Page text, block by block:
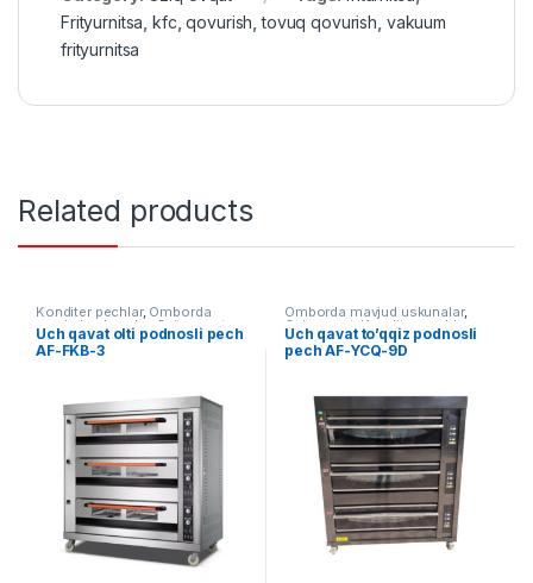
Frityurnitsa, kfc,qovurish,tovuq qovurish, vakuum
frityurnitsa
Related products
Konditer pechlar, Omborda
mavjud uskunalar Oziq ovqat
Uch qavat olti podnosli pech
AF-FKB-3
Omborda mavjud uskunalar,
Oziq ovqat, Konditer pechlar
Uch qavat to’qqiz podnosli
pech AF-YCQ-9D